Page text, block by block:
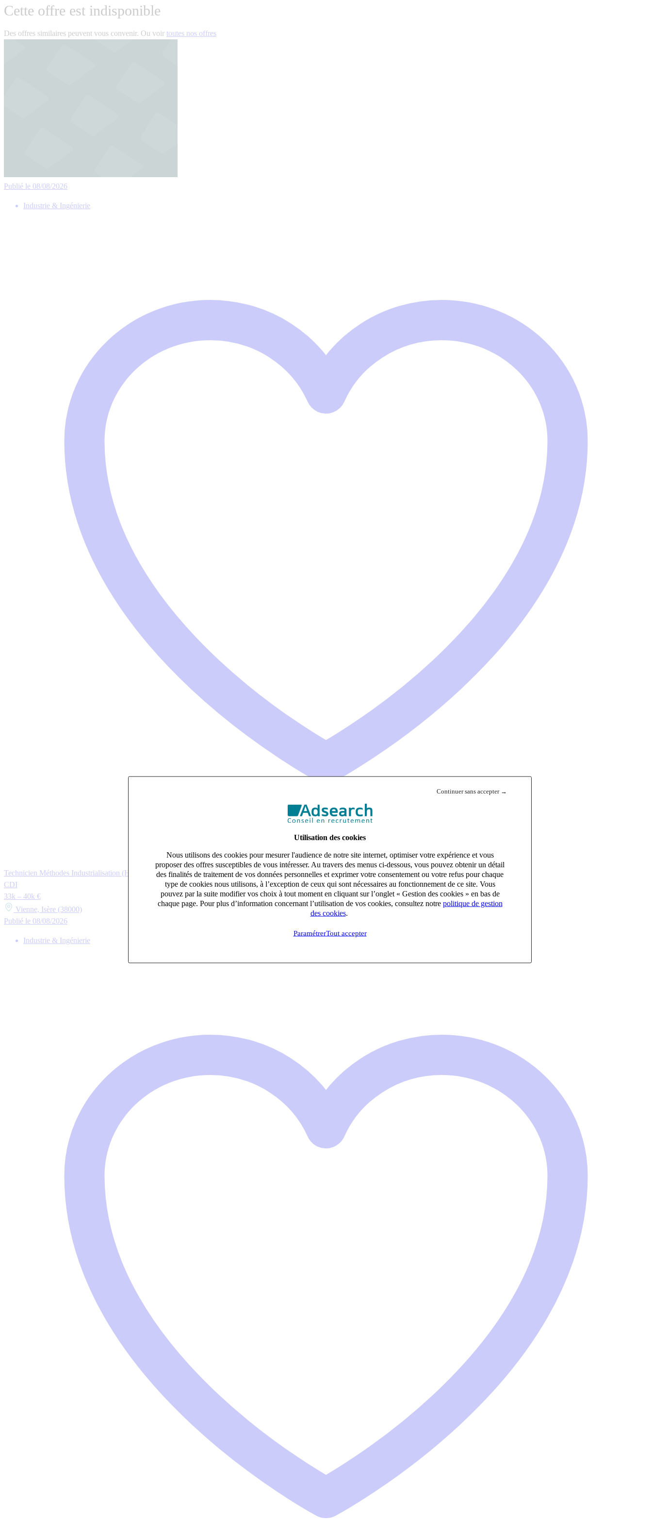
Continuer sans accepter →
Utilisation des cookies
Nous utilisons des cookies pour mesurer l'audience de notre site internet, optimiser votre expérience et vous
proposer des offres susceptibles de vous intéresser. Au travers des menus ci-dessous, vous pouvez obtenir un détail
des finalités de traitement de vos données personnelles et exprimer votre consentement ou votre refus pour chaque
type de cookies nous utilisons, à l’exception de ceux qui sont nécessaires au fonctionnement de ce site. Vous
pouvez par la suite modifier vos choix à tout moment en cliquant sur l’onglet « Gestion des cookies » en bas de
chaque page. Pour plus d’information concernant l’utilisation de vos cookies, consultez notre politique de gestion
des cookies.
ParamétrerTout accepter
Cette offre est indisponible
Des offres similaires peuvent vous convenir. Ou voir toutes nos offres
Publié le 08/08/2026
Industrie & Ingénierie
Technicien Méthodes Industrialisation (H/F)
CDI
33k – 40k €
Vienne, Isère (38000)
Publié le 08/08/2026
Industrie & Ingénierie